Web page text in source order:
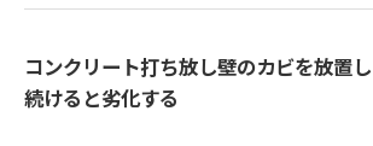
コンクリート打ち放し壁のカビを放置し
続けると劣化する